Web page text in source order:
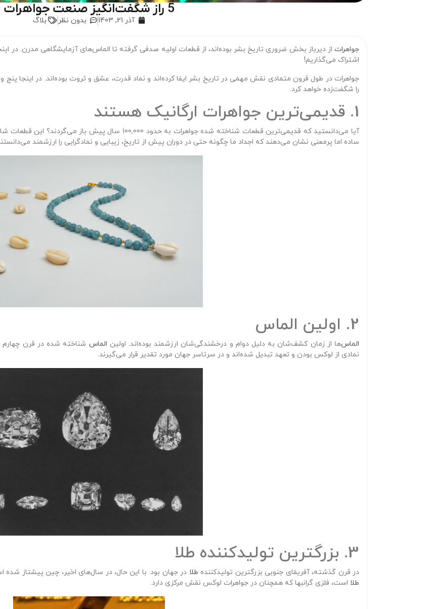
5 راز شگفت‌انگیز صنعت جواهرات
آذر 21, 1403 بدون نظر بلاگ
جواهرات از دیرباز بخش ضروری تاریخ بشر بوده‌اند، از قطعات اولیه صدفی گرفته تا الماس‌های آزمایشگاهی مدرن. در
اشتراک می‌گذاریم!
جواهرات در طول قرون متمادی نقش مهمی در تاریخ بشر ایفا کرده‌اند و نماد قدرت، عشق و ثروت بوده‌اند. در اینجا
را شگفت‌زده خواهد کرد.
1. قدیمی‌ترین جواهرات ارگانیک هستند
آیا می‌دانستید که قدیمی‌ترین قطعات شناخته شده جواهرات به
ساده اما پرمعنی نشان می‌دهند که اجداد ما چگونه حتی در دوران پیش از تاریخ، زیبایی و نمادگرایی را ارزشمند
2. اولین الماس
الماس‌ها از زمان کشف‌شان به دلیل دوام و درخشندگی‌شان ارزشمند بوده‌اند. اولین الماس شناخته شده در قرن چهارم
نمادی از لوکس بودن و تعهد تبدیل شده‌اند و در سرتاسر جهان مورد تقدیر قرار می‌گیرند.
3. بزرگترین تولیدکننده طلا
در قرن گذشته، آفریقای جنوبی بزرگترین تولیدکننده طلا در جهان بود. با این حال، در سال‌های اخیر، چین پیشتاز
طلا است، فلزی گرانبها که همچنان در جواهرات لوکس نقش مرکزی دارد.